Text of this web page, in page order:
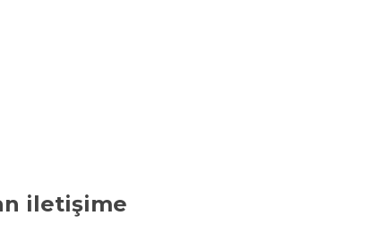
iletişime